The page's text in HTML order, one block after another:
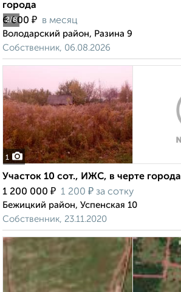
2/8
города
6 000 ₽ в месяц
Володарский район, Разина 9
Собственник, 06.08.2026
1
Участок 10 сот., ИЖС, в черте города
1 200 000 ₽ 1 200 ₽ за сотку
Бежицкий район, Успенская 10
Собственник, 23.11.2020